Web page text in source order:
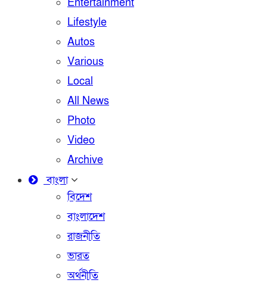
Lifestyle
Autos
Various
Local
All News
Photo
Video
Archive
বাংলা
বিদেশ
বাংলাদেশ
রাজনীতি
ভারত
অর্থনীতি